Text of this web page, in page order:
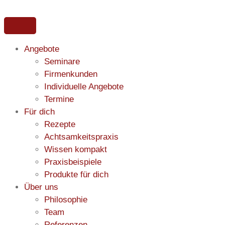
Angebote
Seminare
Firmenkunden
Individuelle Angebote
Termine
Für dich
Rezepte
Achtsamkeitspraxis
Wissen kompakt
Praxisbeispiele
Produkte für dich
Über uns
Philosophie
Team
Deep Work: Wie du
endlich wieder
konzentriert arbeitest
und
wirklich vorankommst
Der Arbeitstag beginnt und du hast dir fest